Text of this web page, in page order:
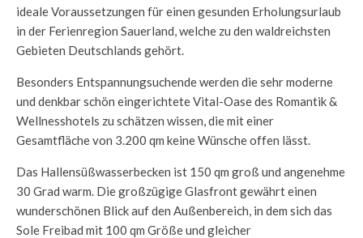
ideale Voraussetzungen für einen gesunden Erholungsurlaub
in der Ferienregion Sauerland, welche zu den waldreichsten
Gebieten Deutschlands gehört.
Besonders Entspannungsuchende werden die sehr moderne
und denkbar schön eingerichtete Vital-Oase des Romantik &
Wellnesshotels zu schätzen wissen, die mit einer
Gesamtfläche von 3.200 qm keine Wünsche offen lässt.
Das Hallensüßwasserbecken ist 150 qm groß und angenehme
30 Grad warm. Die großzügige Glasfront gewährt einen
wunderschönen Blick auf den Außenbereich, in dem sich das
Sole Freibad mit 100 qm Größe und gleicher